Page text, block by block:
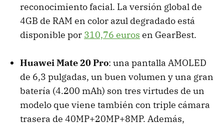
reconocimiento facial. La versión global de
4GB de RAM en color azul degradado está
disponible por 310,76 euros en GearBest.
Huawei Mate 20 Pro: una pantalla AMOLED
de 6,3 pulgadas, un buen volumen y una gran
batería (4.200 mAh) son tres virtudes de un
modelo que viene también con triple cámara
trasera de 40MP+20MP+8MP. Además,